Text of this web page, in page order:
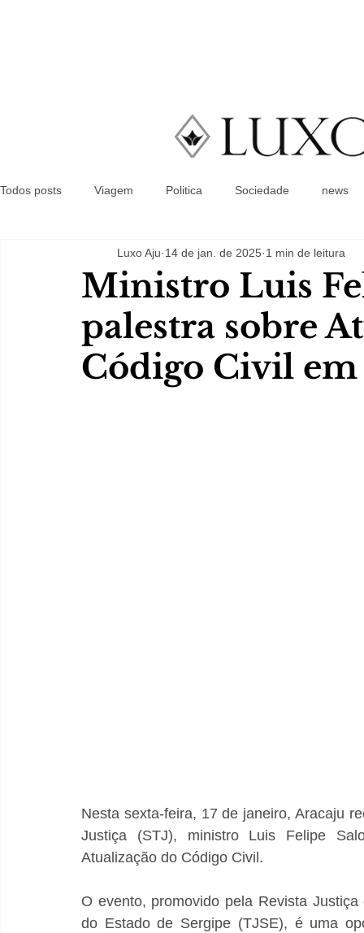
Todos posts Viagem Politica Sociedade news
Ministro Luis
palestra sobre
Código Civil
Luxo Aju 14 de jan. de 2025 1 min de leitura
Nesta sexta-feira, 17 de janeiro, Aracaju
Justiça (STJ), ministro Luis Felipe
Atualização do Código Civil.
O evento, promovido pela Revista
do Estado de Sergipe (TJSE), é uma